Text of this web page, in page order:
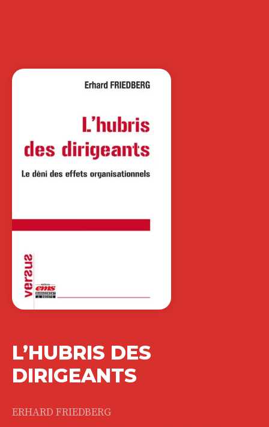
"Dans cet ouvrage d'une grande
richesse et dont la préparation fut
dirigée par…
L’HUBRIS DES
DIRIGEANTS
ERHARD FRIEDBERG